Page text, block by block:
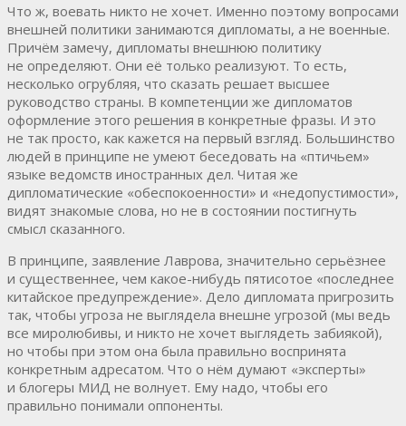
Что ж, воевать никто не хочет. Именно поэтому вопросами
внешней политики занимаются дипломаты, а не военные.
Причём замечу, дипломаты внешнюю политику
не определяют. Они её только реализуют. То есть,
несколько огрубляя, что сказать решает высшее
руководство страны. В компетенции же дипломатов
оформление этого решения в конкретные фразы. И это
не так просто, как кажется на первый взгляд. Большинство
людей в принципе не умеют беседовать на «птичьем»
языке ведомств иностранных дел. Читая же
дипломатические «обеспокоенности» и «недопустимости»,
видят знакомые слова, но не в состоянии постигнуть
смысл сказанного.
В принципе, заявление Лаврова, значительно серьёзнее
и существеннее, чем какое-нибудь пятисотое «последнее
китайское предупреждение». Дело дипломата пригрозить
так, чтобы угроза не выглядела внешне угрозой (мы ведь
все миролюбивы, и никто не хочет выглядеть забиякой),
но чтобы при этом она была правильно воспринята
конкретным адресатом. Что о нём думают «эксперты»
и блогеры МИД не волнует. Ему надо, чтобы его
правильно понимали оппоненты.